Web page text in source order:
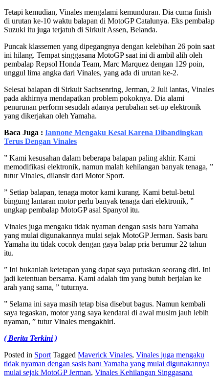
Tetapi kemudian, Vinales mengalami kemunduran. Dia cuma finish
di urutan ke-10 waktu balapan di MotoGP Catalunya. Eks pembalap
Suzuki itu juga terjatuh di Sirkuit Assen, Belanda.
Puncak klassemen yang dipegangnya dengan kelebihan 26 poin saat
ini hilang. Tempat singgasana MotoGP saat ini di ambil alih oleh
pembalap Repsol Honda Team, Marc Marquez dengan 129 poin,
unggul lima angka dari Vinales, yang ada di urutan ke-2.
Selesai balapan di Sirkuit Sachsenring, Jerman, 2 Juli lantas, Vinales
pada akhirnya mendapatkan problem pokoknya. Dia alami
penurunan perform sesudah adanya perubahan set-up elektronik
yang dikerjakan oleh Yamaha.
Baca Juga : Iannone Mengaku Kesal Karena Dibandingkan
Terus Dengan Vinales
” Kami kesusahan dalam beberapa balapan paling akhir. Kami
memodifikasi elektronik, namun malah kehilangan banyak tenaga, ”
tutur Vinales, dilansir dari Motor Sport.
” Setiap balapan, tenaga motor kami kurang. Kami betul-betul
bingung lantaran motor perlu banyak tenaga dari elektronik, ”
ungkap pembalap MotoGP asal Spanyol itu.
Vinales juga mengaku tidak nyaman dengan sasis baru Yamaha
yang mulai digunakannya mulai sejak MotoGP Jerman. Sasis baru
Yamaha itu tidak cocok dengan gaya balap pria berumur 22 tahun
itu.
” Ini bukanlah ketetapan yang dapat saya putuskan seorang diri. Ini
jadi ketentuan bersama. Kami adalah tim yang butuh berjalan ke
arah yang sama, ” tuturnya.
” Selama ini saya masih tetap bisa disebut bagus. Namun kembali
saya tegaskan, motor yang saya kendarai di awal musim jauh lebih
nyaman, ” tutur Vinales mengakhiri.
( Berita Terkini )
Posted in Sport Tagged Maverick Vinales, Vinales juga mengaku
tidak nyaman dengan sasis baru Yamaha yang mulai digunakannya
mulai sejak MotoGP Jerman, Vinales Kehilangan Singgasana